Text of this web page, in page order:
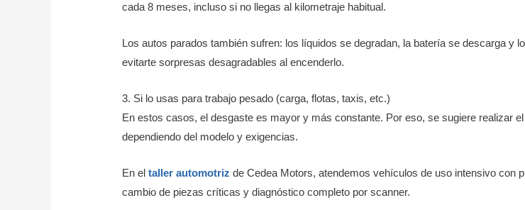
cada 8 meses, incluso si no llegas al kilometraje habitual.
Los autos parados también sufren: los líquidos se degradan, la batería se descarga y
evitarte sorpresas desagradables al encenderlo.
3. Si lo usas para trabajo pesado (carga, flotas, taxis, etc.)
En estos casos, el desgaste es mayor y más constante. Por eso, se sugiere realizar
dependiendo del modelo y exigencias.
En eltaller automotriz de Cedea Motors, atendemos vehículos de uso intensivo con
cambio de piezas críticas y diagnóstico completo por scanner.